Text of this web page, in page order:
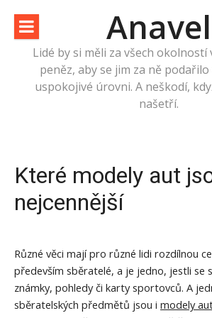
obsah
Anavel
Lidé by si měli za všech
peněz, aby se jim za ně
uspokojivé úrovni. A neškodí,
našetří.
Které modely aut
nejcennější
Různé věci mají pro různé lidi rozdílnou
především sběratelé, a je jedno, jestli se
známky, pohledy či karty sportovců. A
sběratelských předmětů jsou i modely